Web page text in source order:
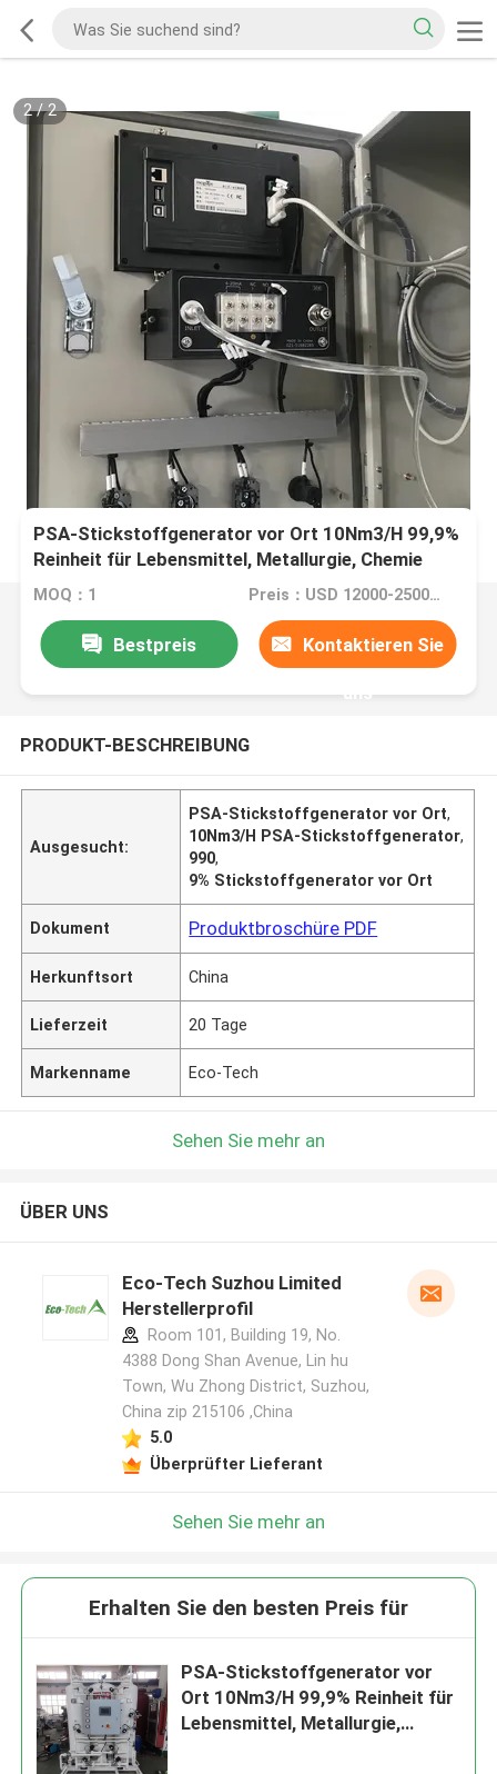
2/2
PSA-Stickstoffgenerator vor Ort 10Nm3/H 99,9%
Reinheit für Lebensmittel, Metallurgie, Chemie
MOQ：1 Preis：USD 12000-25000 pieces
Bestpreis Kontaktieren Sie
uns
PRODUKT-BESCHREIBUNG
Ausgesucht:
PSA-Stickstoffgenerator vor Ort,
10Nm3/H PSA-Stickstoffgenerator,
990,
9% Stickstoffgenerator vor Ort
Dokument Produktbroschüre PDF
Herkunftsort China
Lieferzeit 20 Tage
Markenname Eco-Tech
Sehen Sie mehr an
ÜBER UNS
Eco-Tech Suzhou Limited
Herstellerprofil
Room 101, Building 19, No.
4388 Dong Shan Avenue, Lin hu
Town, Wu Zhong District, Suzhou,
China zip 215106 ,China
5.0
Überprüfter Lieferant
Sehen Sie mehr an
Erhalten Sie den besten Preis für
PSA-Stickstoffgenerator vor
Ort 10Nm3/H 99,9% Reinheit für
Lebensmittel, Metallurgie,